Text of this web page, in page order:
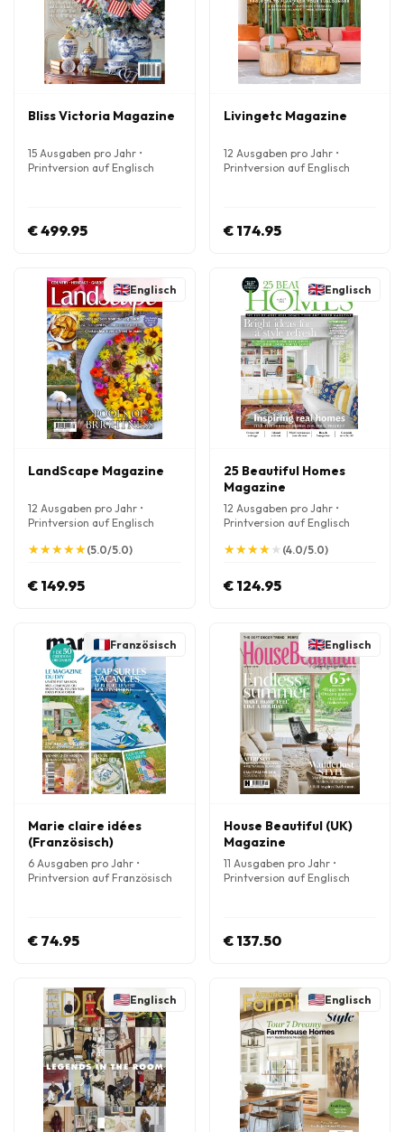
Bliss Victoria Magazine
15 Ausgaben pro Jahr •
Printversion auf Englisch
€ 499.95
Livingetc Magazine
12 Ausgaben pro Jahr •
Printversion auf Englisch
€ 174.95
Englisch
LandScape Magazine
12 Ausgaben pro Jahr •
Printversion auf Englisch
★
★★
★★
★★
★★
★(5.0/5.0)
€ 149.95
Englisch
25 Beautiful Homes
Magazine
12 Ausgaben pro Jahr •
Printversion auf Englisch
★
★★
★★
★★
★★
★ (4.0/5.0)
€ 124.95
Französisch
Marie claire idées
(Französisch)
6 Ausgaben pro Jahr •
Printversion auf Französisch
€ 74.95
Englisch
House Beautiful (UK)
Magazine
11 Ausgaben pro Jahr •
Printversion auf Englisch
€ 137.50
Englisch Englisch